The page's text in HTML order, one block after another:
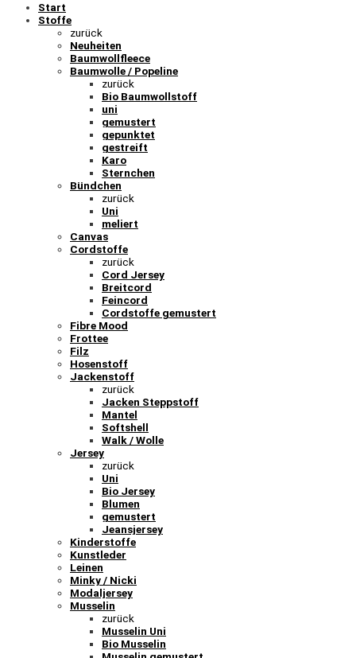
Start
Stoffe
zurück
Neuheiten
Baumwollfleece
Baumwolle / Popeline
zurück
Bio Baumwollstoff
uni
gemustert
gepunktet
gestreift
Karo
Sternchen
Bündchen
zurück
Uni
meliert
Canvas
Cordstoffe
zurück
Cord Jersey
Breitcord
Feincord
Cordstoffe gemustert
Fibre Mood
Frottee
Filz
Hosenstoff
Jackenstoff
zurück
Jacken Steppstoff
Mantel
Softshell
Walk / Wolle
Jersey
zurück
Uni
Bio Jersey
Blumen
gemustert
Jeansjersey
Kinderstoffe
Kunstleder
Leinen
Minky / Nicki
Modaljersey
Musselin
zurück
Musselin Uni
Bio Musselin